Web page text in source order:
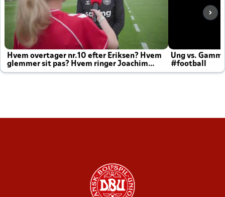
Hvem overtager nr.10 efter Eriksen? Hvem
glemmer sit pas? Hvem ringer Joachim
altid til efter kampe?
Ung vs.
#football